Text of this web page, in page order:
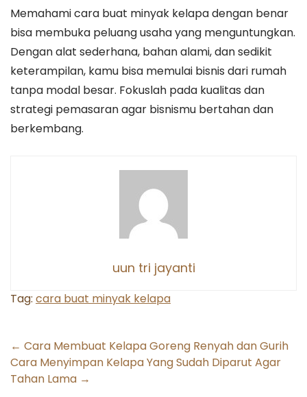
Memahami cara buat minyak kelapa dengan benar
bisa membuka peluang usaha yang menguntungkan.
Dengan alat sederhana, bahan alami, dan sedikit
keterampilan, kamu bisa memulai bisnis dari rumah
tanpa modal besar. Fokuslah pada kualitas dan
strategi pemasaran agar bisnismu bertahan dan
berkembang.
uun tri jayanti
Tag: cara buat minyak kelapa
Post
navigation
← Cara Membuat Kelapa Goreng Renyah dan Gurih
Cara Menyimpan Kelapa Yang Sudah Diparut Agar
Tahan Lama →